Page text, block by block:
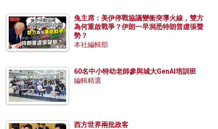
兔主席：美伊停戰協議變衝突導火線，雙方
為何重啟戰爭？伊朗一早洞悉特朗普虛張聲
勢？
本社編輯部
60名中小特幼老師參與城大GenAI培訓班
編輯精選
西方世界兩批政客